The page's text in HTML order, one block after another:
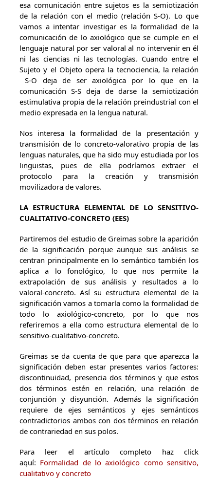
esa comunicación entre sujetos es la semiotización
de la relación con el medio (relación S-O). Lo que
vamos a intentar investigar es la formalidad de la
comunicación de lo axiológico que se cumple en el
lenguaje natural por ser valoral al no intervenir en él
ni las ciencias ni las tecnologías. Cuando entre el
Sujeto y el Objeto opera la tecnociencia, la relación
S-O deja de ser axiológica por lo que en la
comunicación S-S deja de darse la semiotización
estimulativa propia de la relación preindustrial con el
medio expresada en la lengua natural.
Nos interesa la formalidad de la presentación y
transmisión de lo concreto-valorativo propia de las
lenguas naturales, que ha sido muy estudiada por los
lingüistas, pues de ella podríamos extraer el
protocolo para la creación y transmisión
movilizadora de valores.
LA ESTRUCTURA ELEMENTAL DE LO SENSITIVO-
CUALITATIVO-CONCRETO (EES)
Partiremos del estudio de Greimas sobre la aparición
de la significación porque aunque sus análisis se
centran principalmente en lo semántico también los
aplica a lo fonológico, lo que nos permite la
extrapolación de sus análisis y resultados a lo
valoral-concreto. Así su estructura elemental de la
significación vamos a tomarla como la formalidad de
todo lo axiológico-concreto, por lo que nos
referiremos a ella como estructura elemental de lo
sensitivo-cualitativo-concreto.
Greimas se da cuenta de que para que aparezca la
significación deben estar presentes varios factores:
discontinuidad, presencia dos términos y que estos
dos términos estén en relación, una relación de
conjunción y disyunción. Además la significación
requiere de ejes semánticos y ejes semánticos
contradictorios ambos con dos términos en relación
de contrariedad en sus polos.
Para leer el artículo completo haz click
aquí: Formalidad de lo axiológico como sensitivo,
cualitativo y concreto